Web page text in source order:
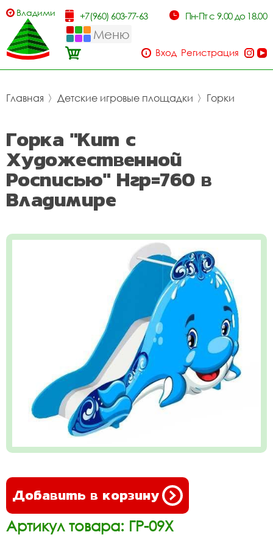
Владимир +7(960) 603-77-63 Пн-Пт с 9.00 до 18.00
Меню
Вход Регистрация
Главная 〉 Детские игровые площадки 〉 Горки
Горка "Кит с
Художественной
Росписью" Нгр=760 в
Владимире
Добавить в корзину
Артикул товара: ГР-09Х